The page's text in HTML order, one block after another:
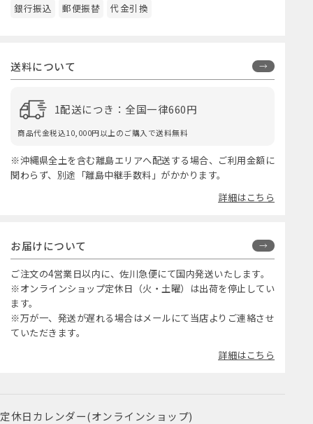
銀行振込
郵便振替 代金引換
送料について
1配送につき：全国一律660円
商品代金税込10,000円以上のご購入で送料無料
※沖縄県全土を含む離島エリアへ配送する場合、ご利用金額に
関わらず、別途「離島中継手数料」がかかります。
詳細はこちら
お届けについて
ご注文の4営業日以内に、佐川急便にて国内発送いたします。
※オンラインショップ定休日（火・土曜）は出荷を停止してい
ます。
※万が一、発送が遅れる場合はメールにて当店よりご連絡させ
ていただきます。
詳細はこちら
定休日カレンダー(オンラインショップ)